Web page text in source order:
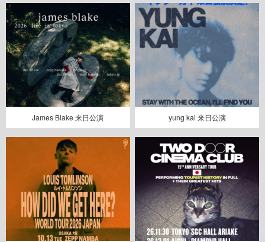
James Blake 来日公演 yung kai 来日公演